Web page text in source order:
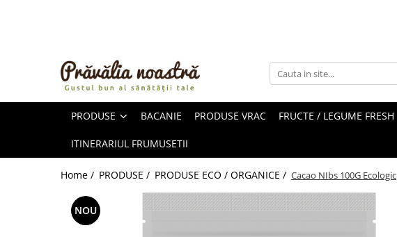
ULEIURI ȘI UNTURI
FRUCTE DESHIDRATATE
ÎNDULCITORI NATURALI / MIERE
FRUCTE LA CONSERVĂ
OȚETURI ȘI SOSURI
PRODUSE BACANIE PRODUSE VRAC FRUCTE / LEGUME FRESH
ITINERARIUL FRUMUSETII
Home / PRODUSE / PRODUSE ECO / ORGANICE / Cacao NIbs 100G Ecologic
NOU